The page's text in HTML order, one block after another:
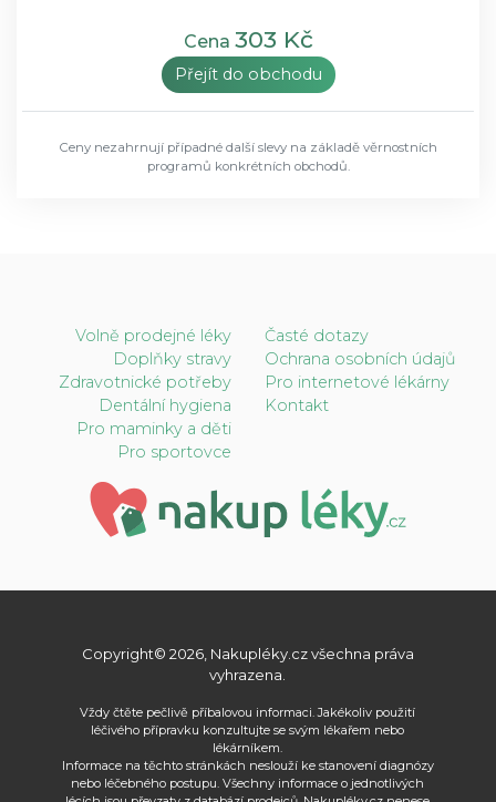
Cena 303 Kč
Přejít do obchodu
Ceny nezahrnují případné další slevy na základě věrnostních
programů konkrétních obchodů.
Volně prodejné léky
Doplňky stravy
Zdravotnické potřeby
Dentální hygiena
Pro maminky a děti
Pro sportovce
Časté dotazy
Ochrana osobních údajů
Pro internetové lékárny
Kontakt
Copyright© 2026, Nakupléky.cz všechna práva
vyhrazena.
Vždy čtěte pečlivě příbalovou informaci. Jakékoliv použití
léčivého přípravku konzultujte se svým lékařem nebo
lékárníkem.
Informace na těchto stránkách neslouží ke stanovení diagnózy
nebo léčebného postupu. Všechny informace o jednotlivých